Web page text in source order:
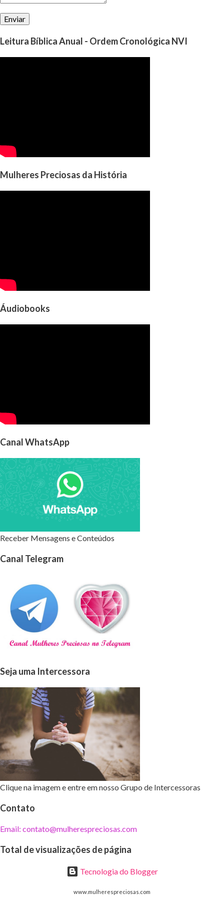
Leitura Bíblica Anual - Ordem Cronológica NVI
Mulheres Preciosas da História
Áudiobooks
Canal WhatsApp
Receber Mensagens e Conteúdos
Canal Telegram
Seja uma Intercessora
Clique na imagem e entre em nosso Grupo de Intercessoras
Contato
Email: contato@mulherespreciosas.com
Total de visualizações de página
Tecnologia do Blogger
www.mulherespreciosas.com